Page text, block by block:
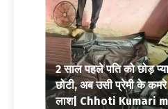
2 साल पहले पति को छोड़
छोटी, अब उसी प्रेमी के कमरे
लाश| Chhoti Kumari